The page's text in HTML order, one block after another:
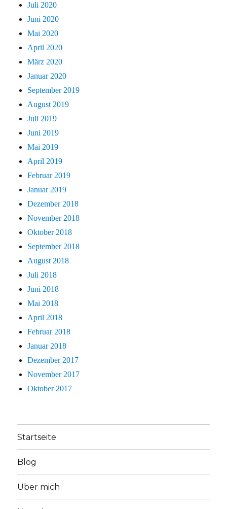
Juli 2020
Juni 2020
Mai 2020
April 2020
März 2020
Januar 2020
September 2019
August 2019
Juli 2019
Juni 2019
Mai 2019
April 2019
Februar 2019
Januar 2019
Dezember 2018
November 2018
Oktober 2018
September 2018
August 2018
Juli 2018
Juni 2018
Mai 2018
April 2018
Februar 2018
Januar 2018
Dezember 2017
November 2017
Oktober 2017
Startseite
Blog
Über mich